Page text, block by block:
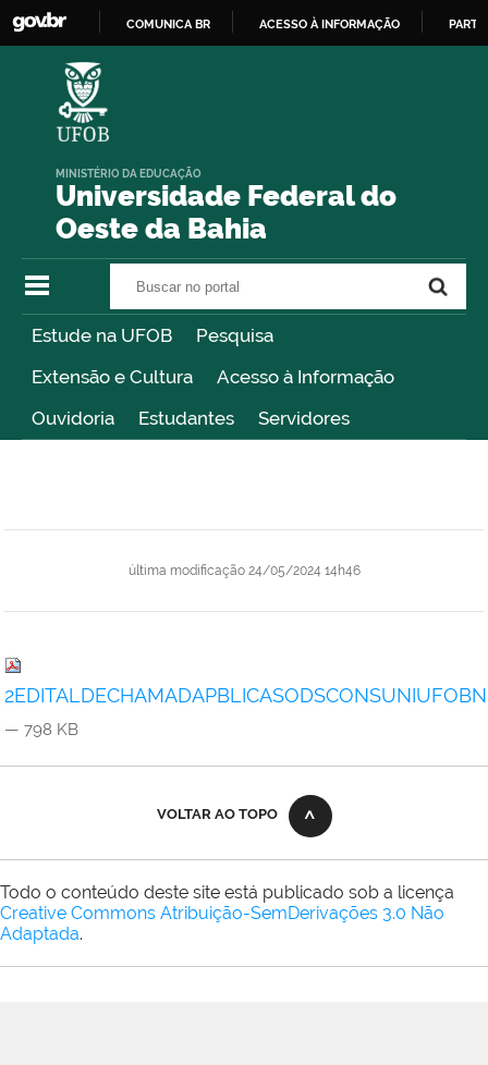
COMUNICA BR ACESSO À INFORMAÇÃO
Universidade Federal do
Oeste da Bahia
MINISTÉRIO DA EDUCAÇÃO
Estude na UFOB
Pesquisa
Extensão e Cultura
Acesso à Informação
Ouvidoria
Estudantes Servidores
última modificação24/05/2024 14h46
— 798 KB
VOLTAR AO TOPO
Todo o conteúdo deste site está publicado sob a licença
Creative Commons Atribuição-SemDerivações 3.0 Não
Adaptada.